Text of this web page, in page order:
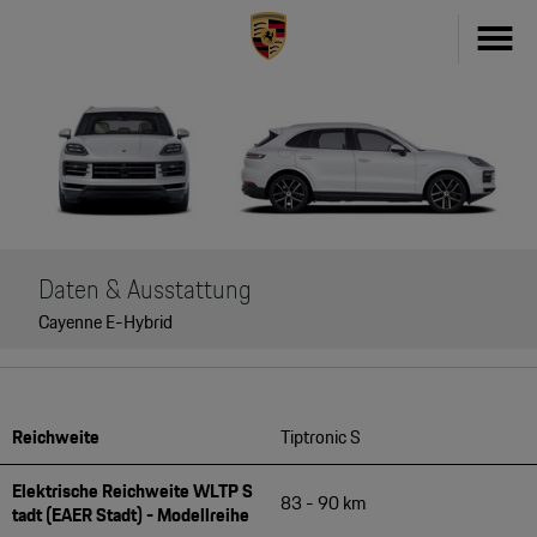
Fahrzeug konfigurieren
Taycan
Panamera
Cayenne
Neu- & Gebrauchtwagen
Zubehör
Driver's Selection Online-Shop
Online Services
My Porsche
Frag Porsche
Porsche Connect
Daten & Ausstattung
Cayenne E-Hybrid
Reichweite
Tiptronic S
Elektrische Reichweite WLTP S
tadt (EAER Stadt) - Modellreihe
83 - 90 km